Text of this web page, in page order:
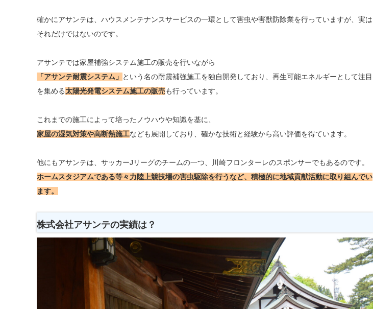
確かにアサンテは、ハウスメンテナンスサービスの一環として害虫や害獣防除業を行っていますが、実は
それだけではないのです。
アサンテでは家屋補強システム施工の販売を行いながら
「アサンテ耐震システム」 という名の耐震補強施工を独自開発しており、再生可能エネルギーとして注目
を集める太陽光発電システム施工の販売も行っています。
これまでの施工によって培ったノウハウや知識を基に、
家屋の湿気対策や高断熱施工なども展開しており、確かな技術と経験から高い評価を得ています。
他にもアサンテは、サッカーJリーグのチームの一つ、川崎フロンターレのスポンサーでもあるのです。
ホームスタジアムである等々力陸上競技場の害虫駆除を行うなど、積極的に地域貢献活動に取り組んでい
ます。
株式会社アサンテの実績は？